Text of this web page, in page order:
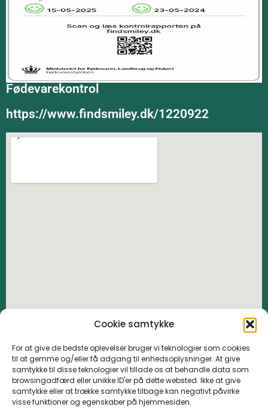
Cookie samtykke
For at give de bedste oplevelser bruger vi teknologier som cookies
til at gemme og/eller få adgang til enhedsoplysninger. At give
samtykke til disse teknologier vil tillade os at behandle data som
browsingadfærd eller unikke ID'er på dette websted. Ikke at give
samtykke eller at trække samtykke tilbage kan negativt påvirke
visse funktioner og egenskaber på hjemmesiden.
Fødevarekontrol
https://www.findsmiley.dk/1220922